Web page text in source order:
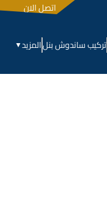
اتصل الان
تركيب ساندوش بنلالمزيد▼